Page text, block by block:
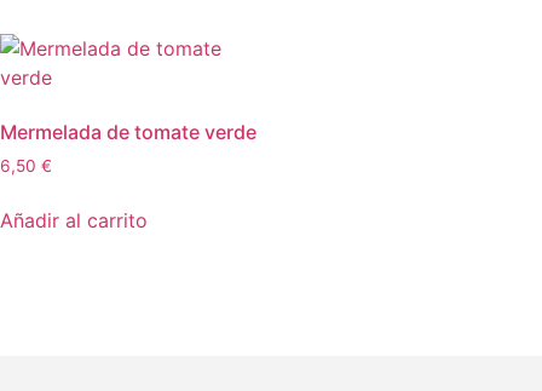
Mermelada de tomate verde
6,50 €
Añadir al carrito